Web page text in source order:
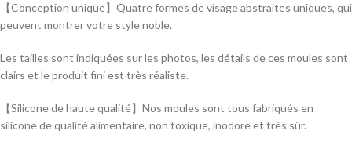
【Conception unique】Quatre formes de visage abstraites uniques, qui
peuvent montrer votre style noble.
Les tailles sont indiquées sur les photos, les détails de ces moules sont
clairs et le produit fini est très réaliste.
【Silicone de haute qualité】Nos moules sont tous fabriqués en
silicone de qualité alimentaire, non toxique, inodore et très sûr.